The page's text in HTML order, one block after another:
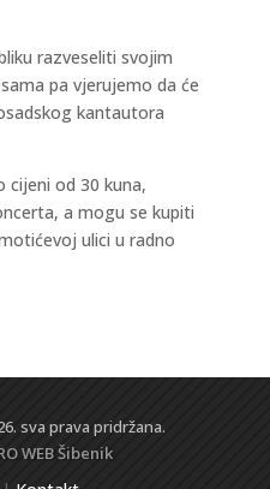
razveseliti svojim
pa vjerujemo da će
kantautora
cijeni od 30 kuna,
a mogu se kupiti
ulici u radno
sva prava pridržana.
WEBŠibenik